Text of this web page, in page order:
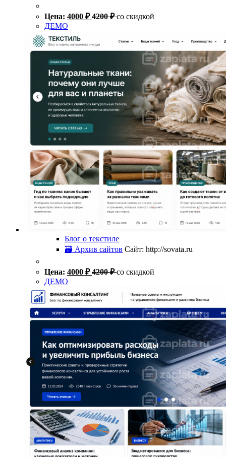
Цена: 4000 ₽ 4200₽ со скидкой
ДЕМО
Блог о текстиле
🗃 Архив сайтов Сайт: http://sovata.ru
Цена: 4000 ₽ 4200₽ со скидкой
ДЕМО